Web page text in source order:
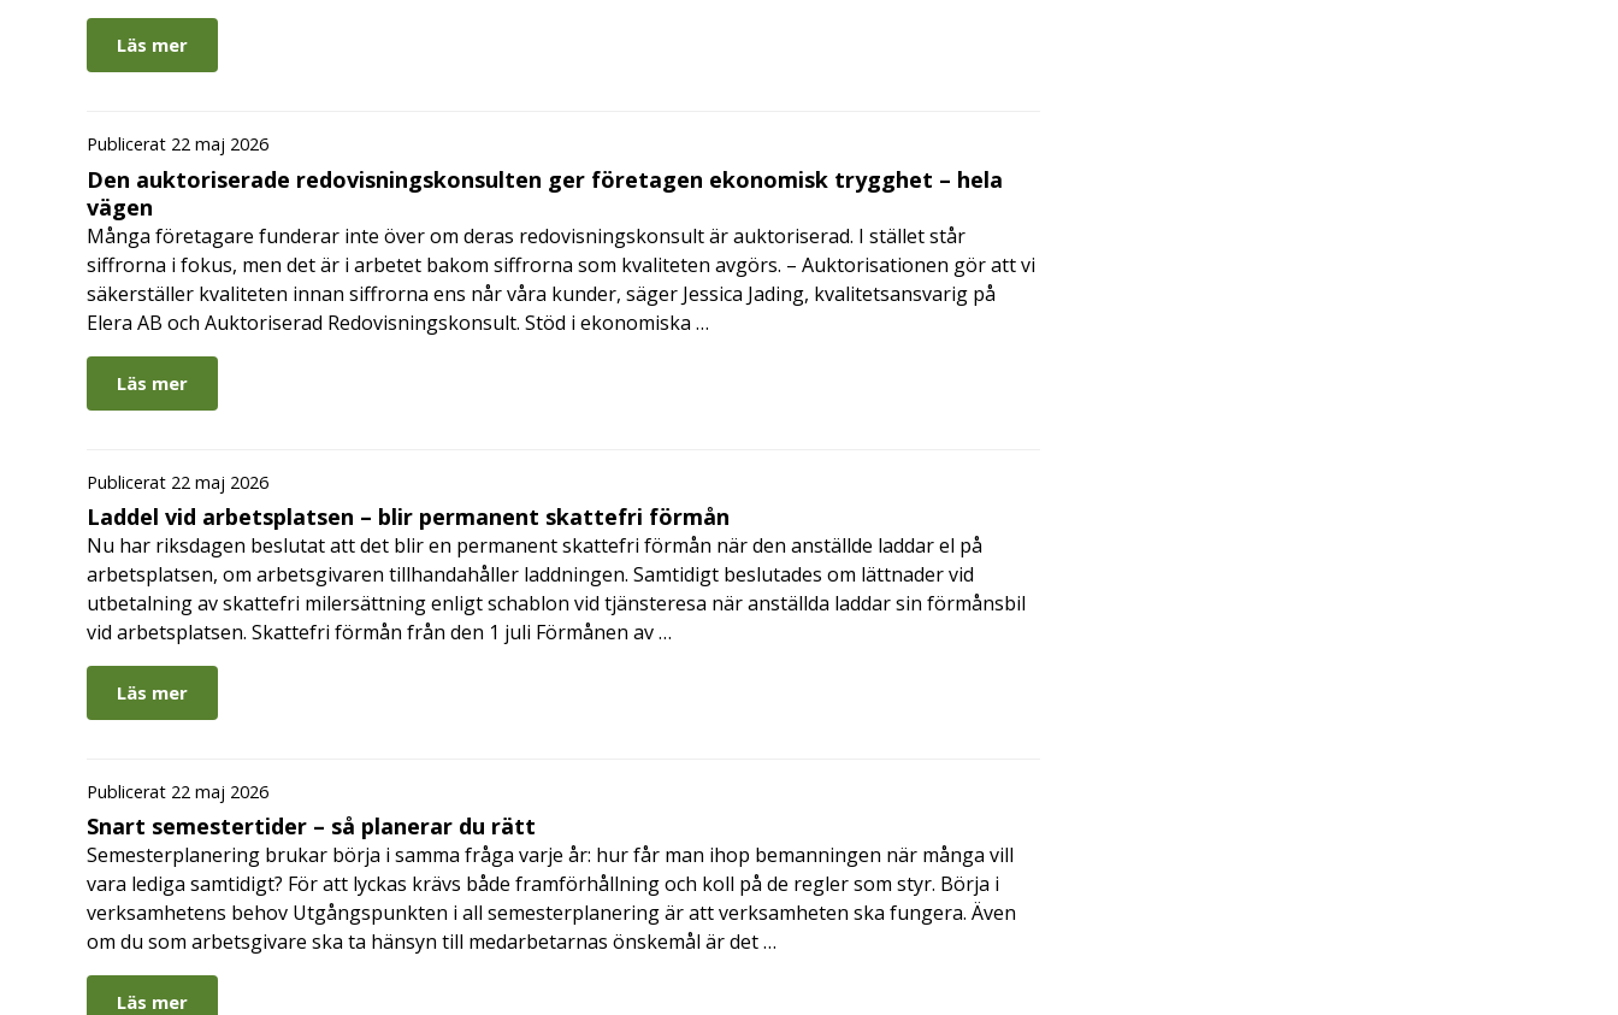
Läs mer
Publicerat 22 maj 2026
Den auktoriserade redovisningskonsulten ger företagen ekonomisk trygghet – hela
vägen
Många företagare funderar inte över om deras redovisningskonsult är auktoriserad. I stället står
siffrorna i fokus, men det är i arbetet bakom siffrorna som kvaliteten avgörs. – Auktorisationen gör att vi
säkerställer kvaliteten innan siffrorna ens når våra kunder, säger Jessica Jading, kvalitetsansvarig på
Elera AB och Auktoriserad Redovisningskonsult. Stöd i ekonomiska …
Läs mer
Publicerat 22 maj 2026
Laddel vid arbetsplatsen – blir permanent skattefri förmån
Nu har riksdagen beslutat att det blir en permanent skattefri förmån när den anställde laddar el på
arbetsplatsen, om arbetsgivaren tillhandahåller laddningen. Samtidigt beslutades om lättnader vid
utbetalning av skattefri milersättning enligt schablon vid tjänsteresa när anställda laddar sin förmånsbil
vid arbetsplatsen. Skattefri förmån från den 1 juli Förmånen av …
Läs mer
Publicerat 22 maj 2026
Snart semestertider – så planerar du rätt
Semesterplanering brukar börja i samma fråga varje år: hur får man ihop bemanningen när många vill
vara lediga samtidigt? För att lyckas krävs både framförhållning och koll på de regler som styr. Börja i
verksamhetens behov Utgångspunkten i all semesterplanering är att verksamheten ska fungera. Även
om du som arbetsgivare ska ta hänsyn till medarbetarnas önskemål är det …
Läs mer